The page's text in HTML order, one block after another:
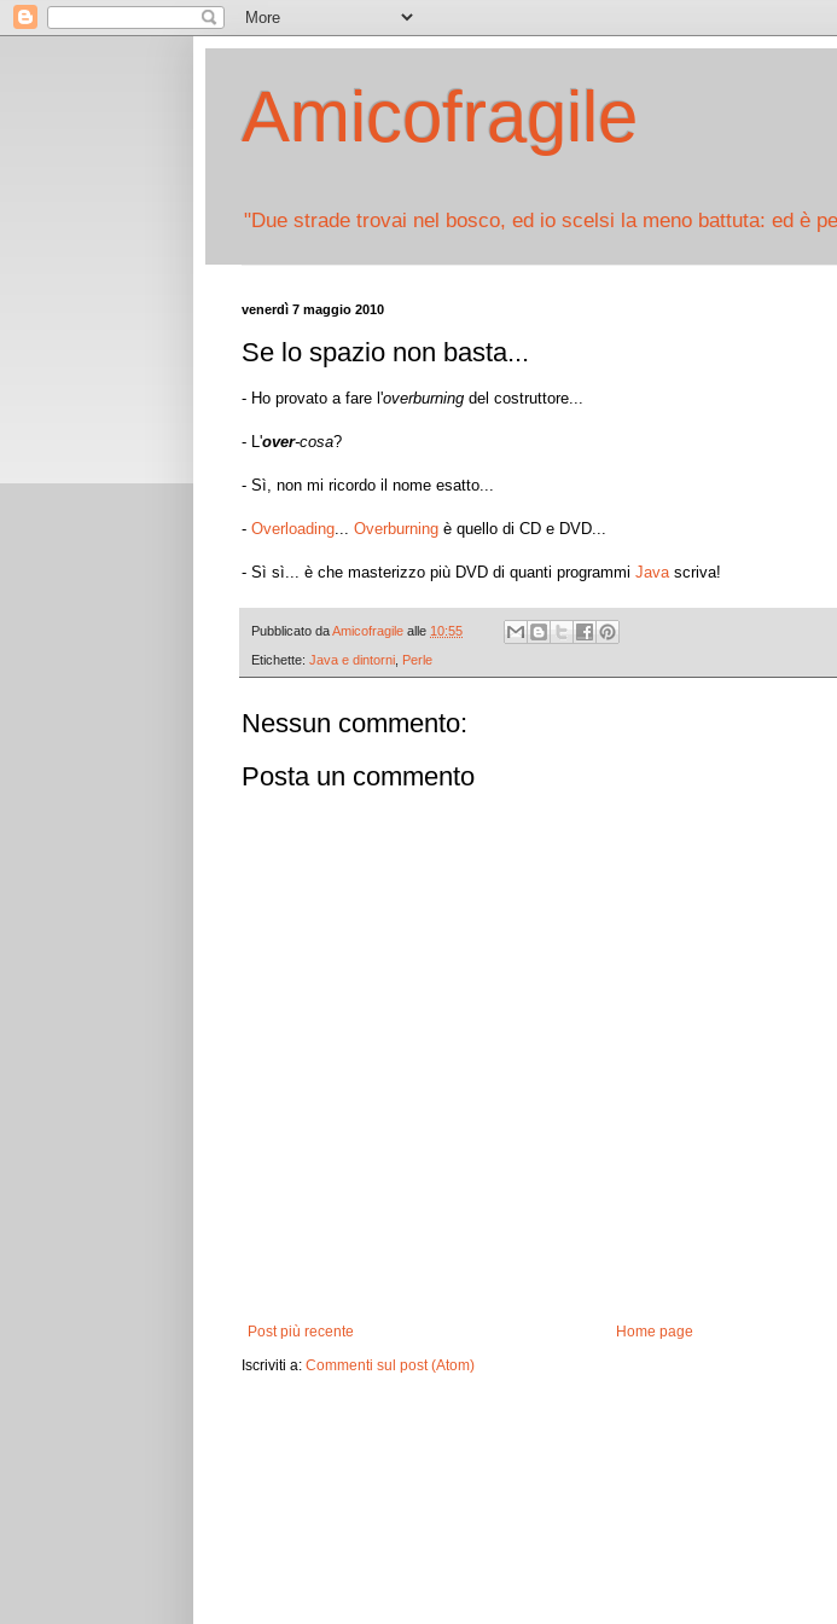
Amicofragile
"Due strade trovai nel bosco, ed io scelsi la meno battuta: ed è
venerdì 7 maggio 2010
Se lo spazio non basta...
- Ho provato a fare l'overburning del costruttore...
- L'over-cosa?
- Sì, non mi ricordo il nome esatto...
- Overloading... Overburning è quello di CD e DVD...
- Sì sì... è che masterizzo più DVD di quanti programmi Javascriva!
Pubblicato daAmicofragile alle 10:55
Etichette: Java e dintorni, Perle
Nessun commento:
Posta un commento
Post più recente
Home page
Iscriviti a: Commenti sul post (Atom)